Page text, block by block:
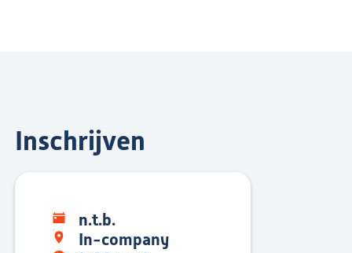
Inschrijven
n.t.b.
In-company